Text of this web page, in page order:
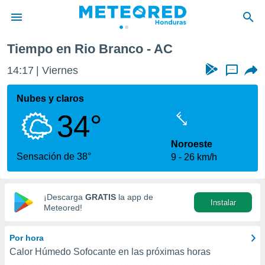
de
ha sido
calidad.
a este
las
y
digital
basada
Tiempo en Rio Branco - AC
14:17 Viernes ...
Nubes y claros
34°
Sensación de 38°
Noroeste
9
26 km/h
¡Descarga GRATIS la app de
Meteored!
Instalar
Por hora
Calor Húmedo Sofocante en las próximas horas